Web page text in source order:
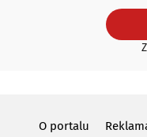
O portalu